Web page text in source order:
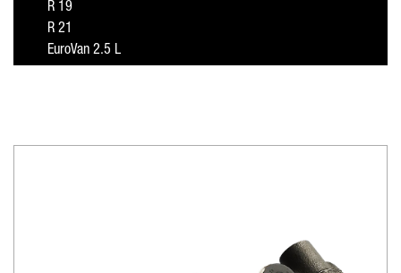
R 19
R 21
EuroVan 2.5 L